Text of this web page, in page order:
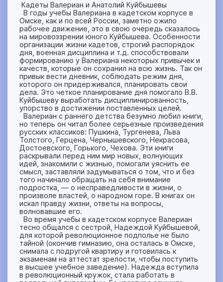
Кадеты Валериан и Анатолий Куйбышевы
В годы учебы Валериана в кадетском корпусе в
Омске, как и по всей России, заметно ожило
рабочее движение, это в свою очередь сказалось
на мировоззрении юного Куйбышева. Особенности
организации жизни кадетов, строгий распорядок
дня, военная дисциплина и т.д. способствовали
формированию у Валериана некоторых привычек и
качеств, которые он сохранил на всю жизнь. Так он
привык вести дневник, соблюдать режим дня,
которого он придерживался, планировать свои
дела. Это четкое планирование дня помогало В.В.
Куйбышеву выработать дисциплинированность,
упорство в достижении поставленных целей.
Валериан с раннего детства безумно любил книги,
но теперь он читал более серьезные произведения
русских классиков: Пушкина, Тургенева, Льва
Толстого, Герцена, Чернышевского, Некрасова,
Достоевского, Горького, Чехова. Эти книги
раскрывали перед ним мир новых, волнующих
идей, знакомили с жизнью, помогали уяснить ее
смысл, заставляли задумываться о том, что и без
того начинало обращать на себя внимание
подростка, — о несправедливости в жизни, о
произволе властей, о народном горе. В книгах он
искал правду жизни, ответы на вопросы,
волновавшие его.
Во время учебы в кадетском корпусе Валериан
тесно общался с сестрой, Надеждой Куйбышевой,
для которой революционное подполье не было
тайной (окончив гимназию, она осталась в Омске,
снимала с подругой квартиру и готовилась к
экзаменам на аттестат зрелости, чтобы поступить
в высшее учебное заведение). Надежда вступила
в революционный кружок, стала работать в